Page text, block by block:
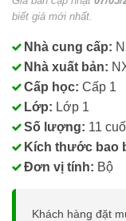
biết giá mới nhất.
Nhà cung cấp:
Nhà xuất bản:
Cấp học: Cấp 1
Lớp: Lớp 1
Số lượng: 11
Kích thước bao
Đơn vị tính: Bộ
Khách hàng đặt